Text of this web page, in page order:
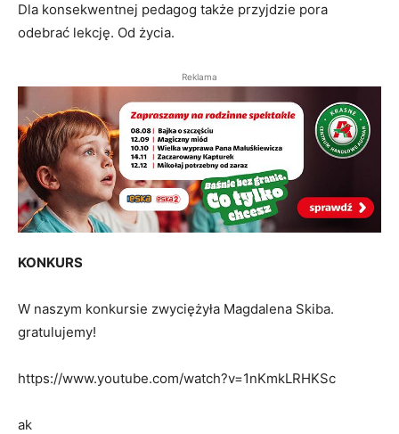
Dla konsekwentnej pedagog także przyjdzie pora
odebrać lekcję. Od życia.
Reklama
KONKURS
W naszym konkursie zwyciężyła Magdalena Skiba.
gratulujemy!
https://www.youtube.com/watch?v=1nKmkLRHKSc
ak